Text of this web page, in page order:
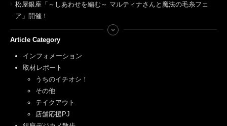
松屋銀座「～しあわせを編む～ マルティナさんと魔法の毛糸フェ
ア」開催！
Article Category
インフォメーション
取材レポート
うちのイチオシ！
その他
テイクアウト
店舗応援PJ